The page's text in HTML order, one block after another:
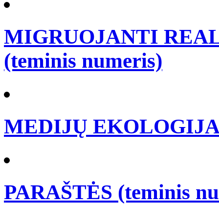
MIGRUOJANTI
(teminis numeris)
MEDIJŲ
PARAŠTĖS (teminis